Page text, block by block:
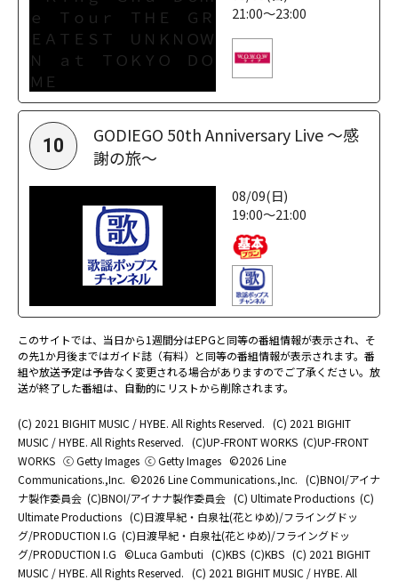
21:00～23:00
10
GODIEGO 50th Anniversary Live ～感
謝の旅～
08/09(日)
19:00～21:00
このサイトでは、当日から1週間分はEPGと同等の番組情報が表示され、そ
の先1か月後まではガイド誌（有料）と同等の番組情報が表示されます。番
組や放送予定は予告なく変更される場合がありますのでご了承ください。放
送が終了した番組は、自動的にリストから削除されます。
(C) 2021 BIGHIT MUSIC / HYBE. All Rights Reserved. (C) 2021 BIGHIT
MUSIC / HYBE. All Rights Reserved. (C)UP-FRONT WORKS (C)UP-FRONT
WORKS ⓒ Getty Images ⓒ Getty Images ©2026 Line
Communications.,Inc. ©2026 Line Communications.,Inc. (C)BNOI/アイナ
ナ製作委員会 (C)BNOI/アイナナ製作委員会 (C) Ultimate Productions (C)
Ultimate Productions (C)日渡早紀・白泉社(花とゆめ)/フライングドッ
グ/PRODUCTION I.G (C)日渡早紀・白泉社(花とゆめ)/フライングドッ
グ/PRODUCTION I.G ©Luca Gambuti (C)KBS (C)KBS (C) 2021 BIGHIT
MUSIC / HYBE. All Rights Reserved. (C) 2021 BIGHIT MUSIC / HYBE. All